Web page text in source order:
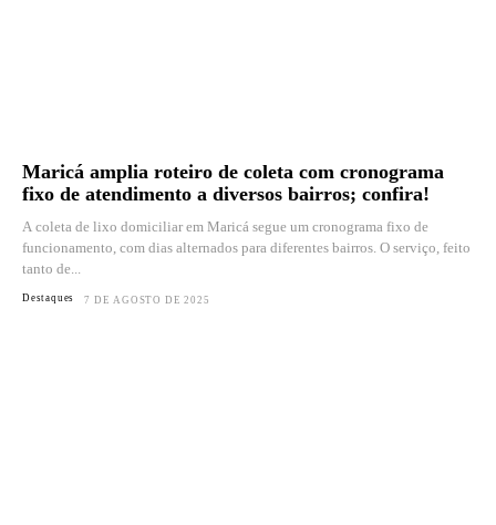
Maricá amplia roteiro de coleta com cronograma
fixo de atendimento a diversos bairros; confira!
A coleta de lixo domiciliar em Maricá segue um cronograma fixo de
funcionamento, com dias alternados para diferentes bairros. O serviço, feito
tanto de...
Destaques 7 DE AGOSTO DE 2025